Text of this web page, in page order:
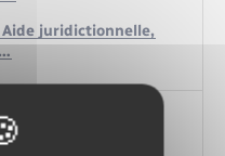
Aide juridictionnelle,